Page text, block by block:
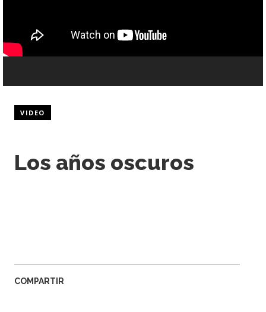
VIDEO
Los años oscuros
COMPARTIR